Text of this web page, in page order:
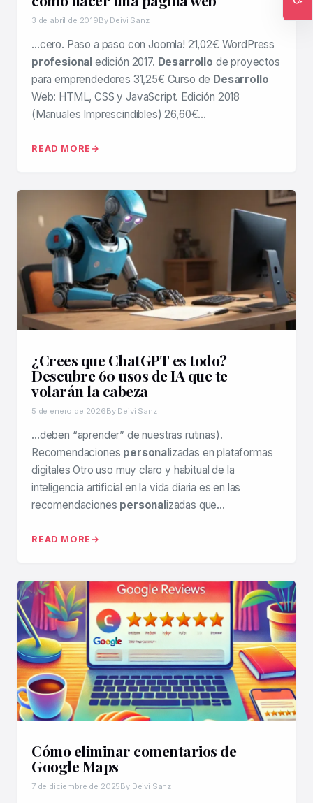
3 de abril de 2019By Deivi Sanz
…cero. Paso a paso con Joomla! 21,02€ WordPress
profesional edición 2017. Desarrollo de proyectos
para emprendedores 31,25€ Curso de Desarrollo
Web: HTML, CSS y JavaScript. Edición 2018
(Manuales Imprescindibles) 26,60€…
READ MORE
¿Crees que ChatGPT es todo?
Descubre 60 usos de IA que te
volarán la cabeza
5 de enero de 2026By Deivi Sanz
…deben “aprender” de nuestras rutinas).
Recomendaciones personalizadas en plataformas
digitales Otro uso muy claro y habitual de la
inteligencia artificial en la vida diaria es en las
recomendaciones personalizadas que…
READ MORE
Cómo eliminar comentarios de
Google Maps
7 de diciembre de 2025By Deivi Sanz